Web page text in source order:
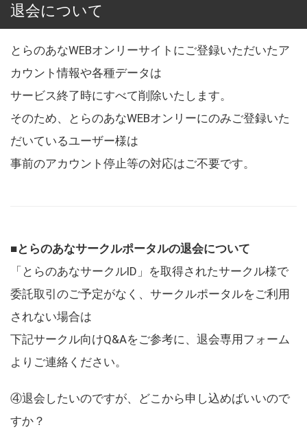
退会について
とらのあなWEBオンリーサイトにご登録いただいたア
カウント情報や各種データは
サービス終了時にすべて削除いたします。
そのため、とらのあなWEBオンリーにのみご登録いた
だいているユーザー様は
事前のアカウント停止等の対応はご不要です。
■とらのあなサークルポータルの退会について
「とらのあなサークルID」を取得されたサークル様で
委託取引のご予定がなく、サークルポータルをご利用
されない場合は
下記サークル向けQ&Aをご参考に、退会専用フォーム
よりご連絡ください。
④退会したいのですが、どこから申し込めばいいので
すか？